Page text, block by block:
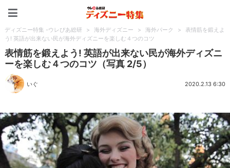
ディズニー特集 -ウレぴあ総研 > 海外ディズニー > 海外パーク >
表情筋を鍛えよ
う! 英語が出来ない民が海外ディズニーを楽しむ４つのコツ
表情筋を鍛えよう! 英語が出来ない民が海外ディズニ
ーを楽しむ４つのコツ（写真 2/5）
いぐ 2020.2.13 6:30